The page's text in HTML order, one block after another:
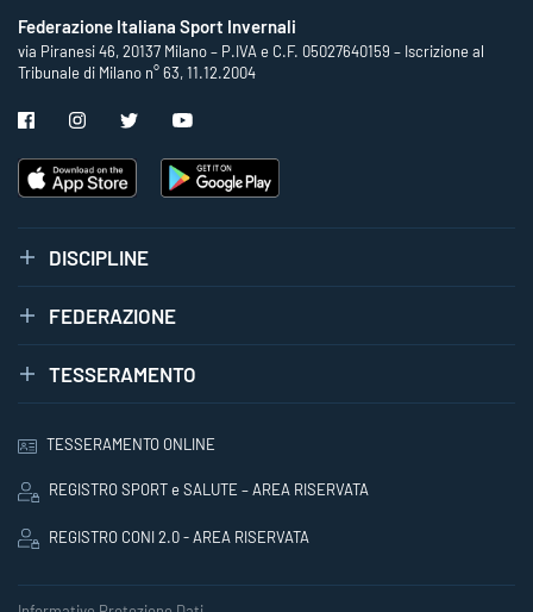
Federazione Italiana Sport Invernali
via Piranesi 46, 20137 Milano – P.IVA e C.F. 05027640159 – Iscrizione al
Tribunale di Milano n° 63, 11.12.2004
DISCIPLINE
FEDERAZIONE
TESSERAMENTO
TESSERAMENTO ONLINE
REGISTRO SPORT e SALUTE – AREA RISERVATA
REGISTRO CONI 2.0 - AREA RISERVATA